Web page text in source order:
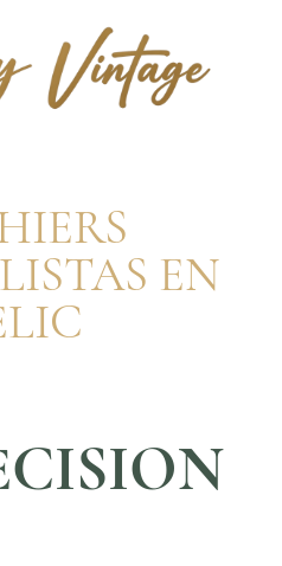
EN